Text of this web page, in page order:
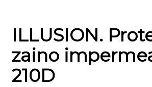
ILLUSION.
zaino
210D